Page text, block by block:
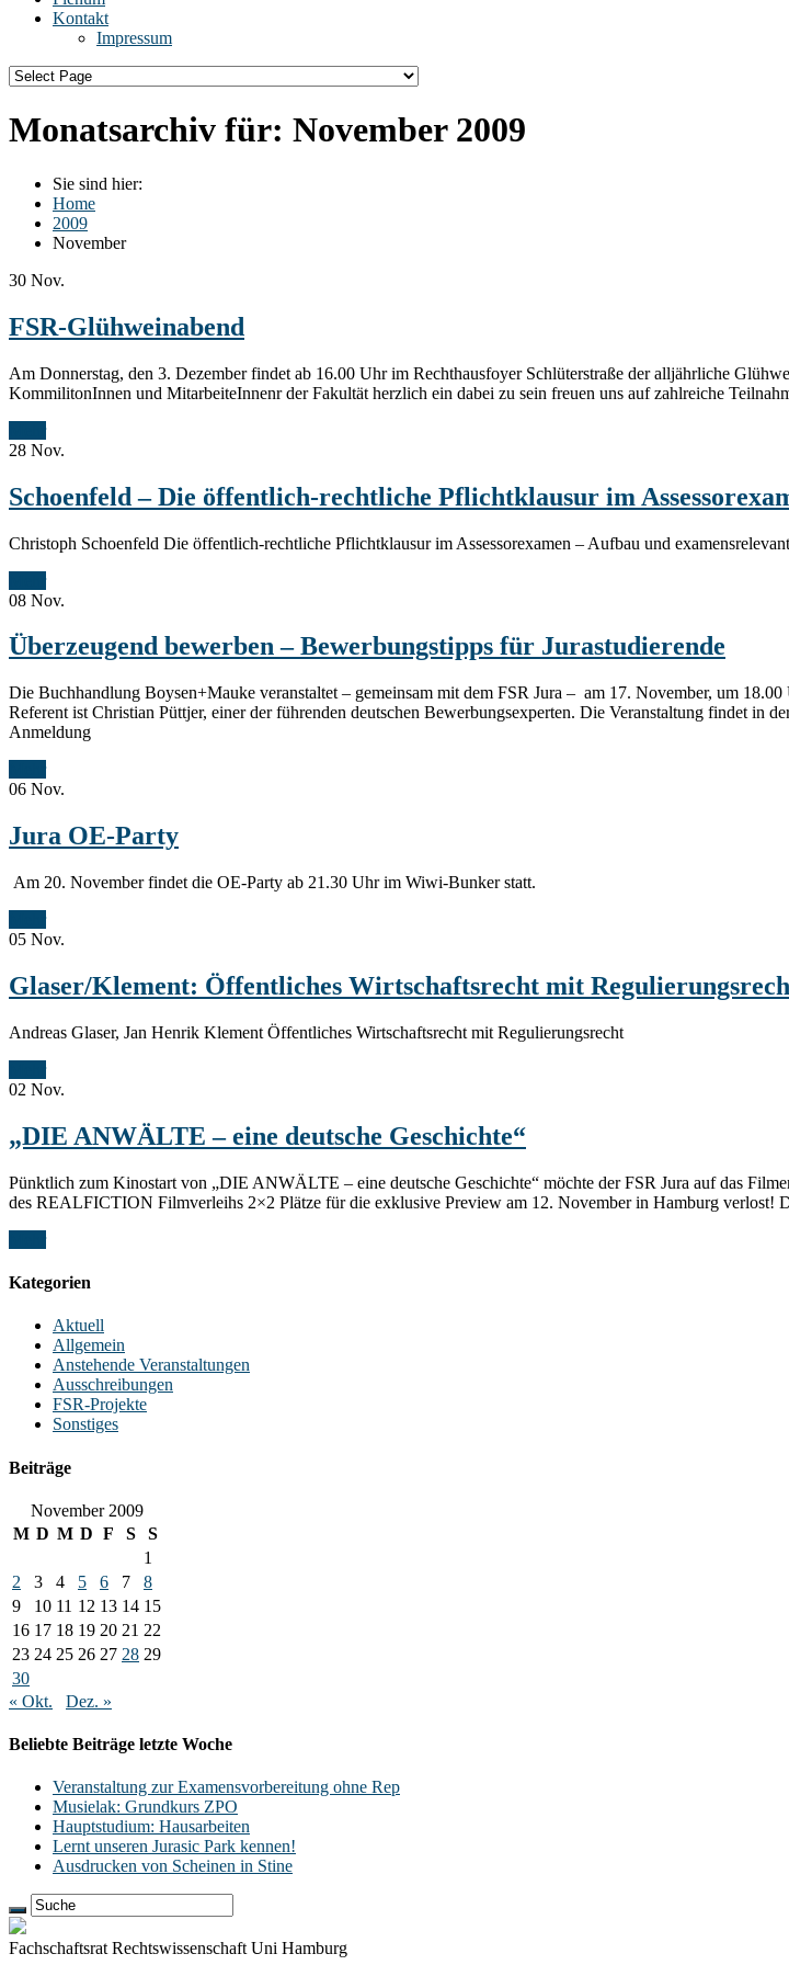
Kontakt
Impressum
Monatsarchiv für: November 2009
Sie sind hier:
Home
2009
November
30 Nov.
FSR-Glühweinabend
Am Donnerstag, den 3. Dezember findet ab 16.00 Uhr im Rechthausfoyer Schlüterstraße der alljährliche
KommilitonInnen und MitarbeiteInnenr der Fakultät herzlich ein dabei zu sein freuen uns auf zahlreiche
28 Nov.
Schoenfeld – Die öffentlich-rechtliche Pflichtklausur im
Christoph Schoenfeld Die öffentlich-rechtliche Pflichtklausur im Assessorexamen – Aufbau und
08 Nov.
Überzeugend bewerben – Bewerbungstipps für Jurastudierende
Die Buchhandlung Boysen+Mauke veranstaltet – gemeinsam mit dem FSR Jura – am 17. November, um
Referent ist Christian Püttjer, einer der führenden deutschen Bewerbungsexperten. Die Veranstaltung findet
Anmeldung
06 Nov.
Jura OE-Party
Am 20. November findet die OE-Party ab 21.30 Uhr im Wiwi-Bunker statt.
05 Nov.
Glaser/Klement: Öffentliches Wirtschaftsrecht mit
Andreas Glaser, Jan Henrik Klement Öffentliches Wirtschaftsrecht mit Regulierungsrecht
02 Nov.
„DIE ANWÄLTE – eine deutsche Geschichte“
Pünktlich zum Kinostart von „DIE ANWÄLTE – eine deutsche Geschichte“ möchte der FSR Jura auf das
des REALFICTION Filmverleihs 2×2 Plätze für die exklusive Preview am 12. November in Hamburg verlost!
Kategorien
Aktuell
Allgemein
Anstehende Veranstaltungen
Ausschreibungen
FSR-Projekte
Sonstiges
Beiträge
November 2009
M D M D F S
S
1
2
3 4 5 6 7
8
9
10 11 12 13 14 15
16 17 18 19 20 21 22
23 24 25 26 27 28 29
30
« Okt.
Dez. »
Beliebte Beiträge letzte Woche
Veranstaltung zur Examensvorbereitung ohne Rep
Musielak: Grundkurs ZPO
Hauptstudium: Hausarbeiten
Lernt unseren Jurasic Park kennen!
Ausdrucken von Scheinen in Stine
Fachschaftsrat Rechtswissenschaft Uni Hamburg